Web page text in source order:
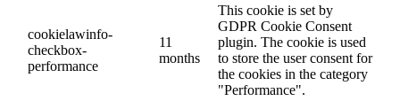
cookielawinfo-
checkbox-
performance
11
months
This cookie is set by
GDPR Cookie Consent
plugin. The cookie is used
to store the user consent for
the cookies in the category
"Performance".